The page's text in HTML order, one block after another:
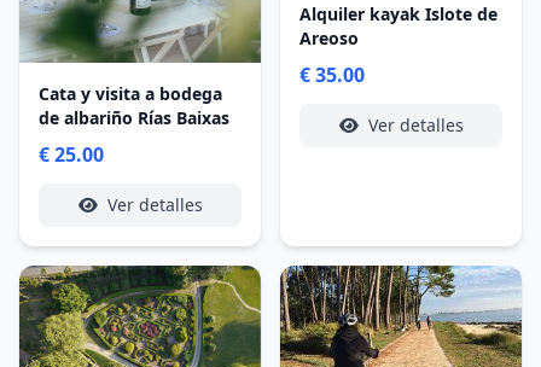
Cata y visita a bodega
de albariño Rías Baixas
€ 25.00
Ver detalles
Alquiler kayak Islote de
Areoso
€ 35.00
Ver detalles